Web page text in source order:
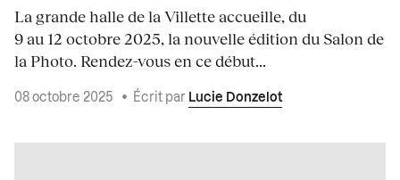
La grande halle de la Villette accueille, du
9 au 12 octobre 2025, la nouvelle édition du Salon de
la Photo. Rendez-vous en ce début...
08 octobre 2025 • Écrit par Lucie Donzelot